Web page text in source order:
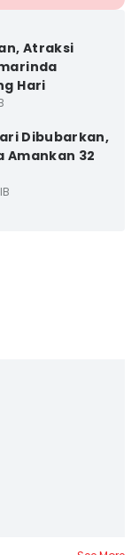
Atraksi
Hari
Dibubarkan,
Amankan 32